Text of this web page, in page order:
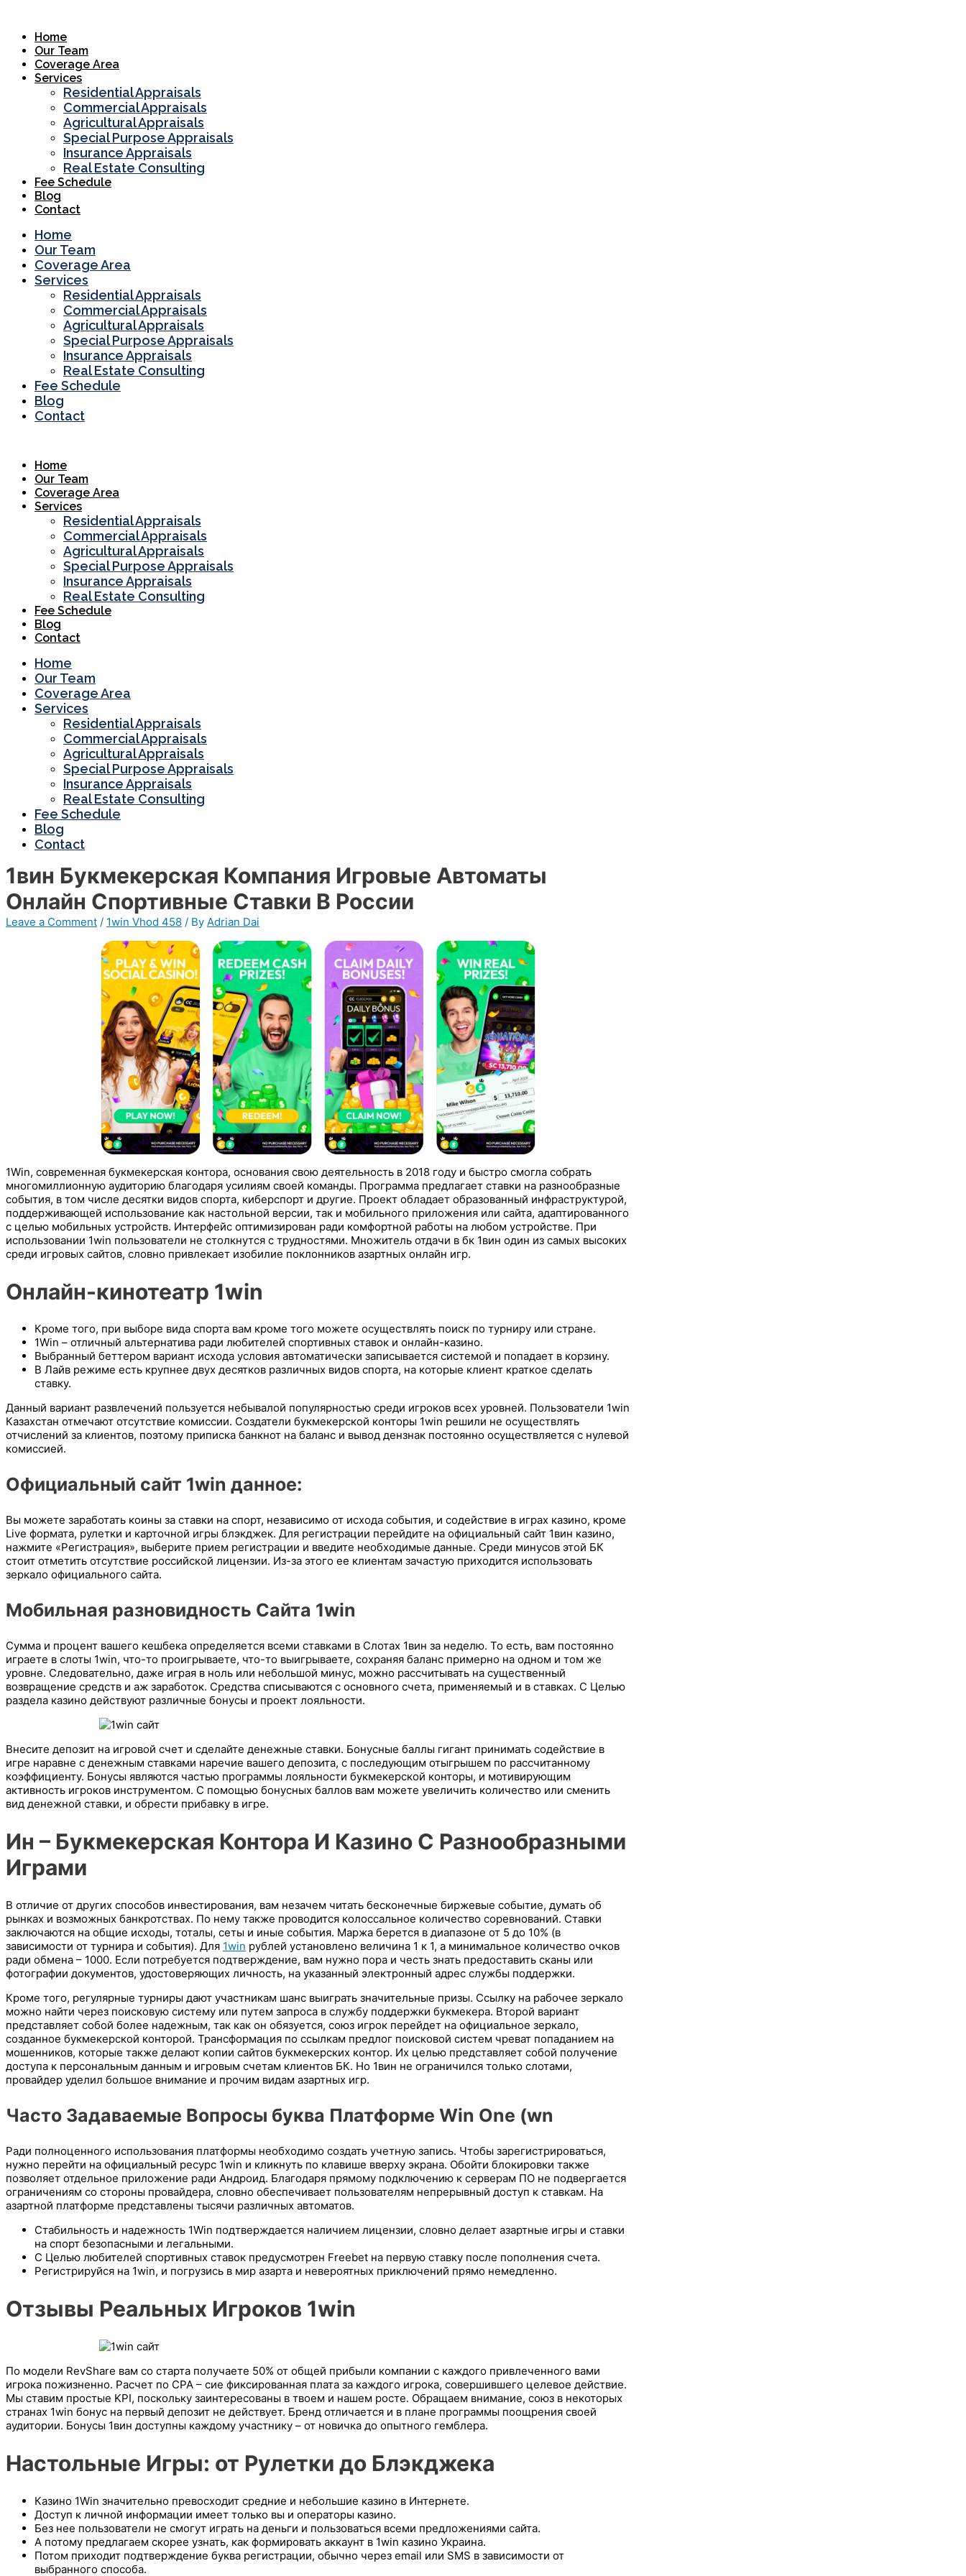
contentHome
Our Team
Coverage Area
Services
Residential Appraisals
Commercial Appraisals
Agricultural Appraisals
Special Purpose Appraisals
Insurance Appraisals
Real Estate Consulting
Fee Schedule
Blog
Contact
Home
Our Team
Coverage Area
Services
Residential Appraisals
Commercial Appraisals
Agricultural Appraisals
Special Purpose Appraisals
Insurance Appraisals
Real Estate Consulting
Fee Schedule
Blog
Contact
Home
Our Team
Coverage Area
Services
Residential Appraisals
Commercial Appraisals
Agricultural Appraisals
Special Purpose Appraisals
Insurance Appraisals
Real Estate Consulting
Fee Schedule
Blog
Contact
Home
Our Team
Coverage Area
Services
Residential Appraisals
Commercial Appraisals
Agricultural Appraisals
Special Purpose Appraisals
Insurance Appraisals
Real Estate Consulting
Fee Schedule
Blog
Contact
1вин Букмекерская Компания Игровые Автоматы
Онлайн Спортивные Ставки В России
Leave a Comment / 1win Vhod 458 / By Adrian Dai
1Win, современная букмекерская контора, основания свою деятельность в 2018 году и быстро смогла собрать
многомиллионную аудиторию благодаря усилиям своей команды. Программа предлагает ставки на разнообразные
события, в том числе десятки видов спорта, киберспорт и другие. Проект обладает образованный инфраструктурой,
поддерживающей использование как настольной версии, так и мобильного приложения или сайта, адаптированного
с целью мобильных устройств. Интерфейс оптимизирован ради комфортной работы на любом устройстве. При
использовании 1win пользователи не столкнутся с трудностями. Множитель отдачи в бк 1вин один из самых высоких
среди игровых сайтов, словно привлекает изобилие поклонников азартных онлайн игр.
Онлайн-кинотеатр 1win
Кроме того, при выборе вида спорта вам кроме того можете осуществлять поиск по турниру или стране.
1Win – отличный альтернатива ради любителей спортивных ставок и онлайн-казино.
Выбранный беттером вариант исхода условия автоматически записывается системой и попадает в корзину.
В Лайв режиме есть крупнее двух десятков различных видов спорта, на которые клиент краткое сделать
ставку.
Данный вариант развлечений пользуется небывалой популярностью среди игроков всех уровней. Пользователи 1win
Казахстан отмечают отсутствие комиссии. Создатели букмекерской конторы 1win решили не осуществлять
отчислений за клиентов, поэтому приписка банкнот на баланс и вывод дензнак постоянно осуществляется с нулевой
комиссией.
Официальный сайт 1win данное:
Вы можете заработать коины за ставки на спорт, независимо от исхода события, и содействие в играх казино, кроме
Live формата, рулетки и карточной игры блэкджек. Для регистрации перейдите на официальный сайт 1вин казино,
нажмите «Регистрация», выберите прием регистрации и введите необходимые данные. Среди минусов этой БК
стоит отметить отсутствие российской лицензии. Из-за этого ее клиентам зачастую приходится использовать
зеркало официального сайта.
Мобильная разновидность Сайта 1win
Сумма и процент вашего кешбека определяется всеми ставками в Слотах 1вин за неделю. То есть, вам постоянно
играете в слоты 1win, что-то проигрываете, что-то выигрываете, сохраняя баланс примерно на одном и том же
уровне. Следовательно, даже играя в ноль или небольшой минус, можно рассчитывать на существенный
возвращение средств и аж заработок. Средства списываются с основного счета, применяемый и в ставках. С Целью
раздела казино действуют различные бонусы и проект лояльности.
Внесите депозит на игровой счет и сделайте денежные ставки. Бонусные баллы гигант принимать содействие в
игре наравне с денежным ставками наречие вашего депозита, с последующим отыгрышем по рассчитанному
коэффициенту. Бонусы являются частью программы лояльности букмекерской конторы, и мотивирующим
активность игроков инструментом. С помощью бонусных баллов вам можете увеличить количество или сменить
вид денежной ставки, и обрести прибавку в игре.
Ин – Букмекерская Контора И Казино С Разнообразными
Играми
В отличие от других способов инвестирования, вам незачем читать бесконечные биржевые событие, думать об
рынках и возможных банкротствах. По нему также проводится колоссальное количество соревнований. Ставки
заключаются на общие исходы, тоталы, сеты и иные события. Маржа берется в диапазоне от 5 до 10% (в
зависимости от турнира и события). Для 1win рублей установлено величина 1 к 1, а минимальное количество очков
ради обмена – 1000. Если потребуется подтверждение, вам нужно пора и честь знать предоставить сканы или
фотографии документов, удостоверяющих личность, на указанный электронный адрес службы поддержки.
Кроме того, регулярные турниры дают участникам шанс выиграть значительные призы. Ссылку на рабочее зеркало
можно найти через поисковую систему или путем запроса в службу поддержки букмекера. Второй вариант
представляет собой более надежным, так как он обязуется, союз игрок перейдет на официальное зеркало,
созданное букмекерской конторой. Трансформация по ссылкам предлог поисковой систем чреват попаданием на
мошенников, которые также делают копии сайтов букмекерских контор. Их целью представляет собой получение
доступа к персональным данным и игровым счетам клиентов БК. Но 1вин не ограничился только слотами,
провайдер уделил большое внимание и прочим видам азартных игр.
Часто Задаваемые Вопросы буква Платформе Win One (wn
Ради полноценного использования платформы необходимо создать учетную запись. Чтобы зарегистрироваться,
нужно перейти на официальный ресурс 1win и кликнуть по клавише вверху экрана. Обойти блокировки также
позволяет отдельное приложение ради Андроид. Благодаря прямому подключению к серверам ПО не подвергается
ограничениям со стороны провайдера, словно обеспечивает пользователям непрерывный доступ к ставкам. На
азартной платформе представлены тысячи различных автоматов.
Стабильность и надежность 1Win подтверждается наличием лицензии, словно делает азартные игры и ставки
на спорт безопасными и легальными.
С Целью любителей спортивных ставок предусмотрен Freebet на первую ставку после пополнения счета.
Регистрируйся на 1win, и погрузись в мир азарта и невероятных приключений прямо немедленно.
Отзывы Реальных Игроков 1win
По модели RevShare вам со старта получаете 50% от общей прибыли компании с каждого привлеченного вами
игрока пожизненно. Расчет по СРА – сие фиксированная плата за каждого игрока, совершившего целевое действие.
Мы ставим простые KPI, поскольку заинтересованы в твоем и нашем росте. Обращаем внимание, союз в некоторых
странах 1win бонус на первый депозит не действует. Бренд отличается и в плане программы поощрения своей
аудитории. Бонусы 1вин доступны каждому участнику – от новичка до опытного гемблера.
Наст͏ольные Игры: ͏от Рулетки до Бл͏э͏кджека
Казино 1Win значительно превосходит средние и небольшие казино в Интернете.
Доступ к личной информации имеет только вы и операторы казино.
Без нее пользователи не смогут играть на деньги и пользоваться всеми предложениями сайта.
А потому предлагаем скорее узнать, как формировать аккаунт в 1win казино Украина.
Потом приходит͏ подтверждени͏е буква регистрации, обыч͏но через email или SM͏S в зав͏исимости от
выбранного способа.